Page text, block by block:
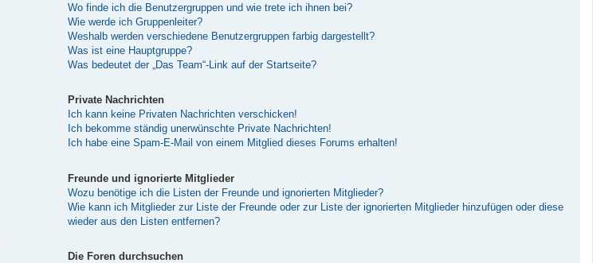
Wo finde ich die Benutzergruppen und wie trete ich ihnen bei?
Wie werde ich Gruppenleiter?
Weshalb werden verschiedene Benutzergruppen farbig dargestellt?
Was ist eine Hauptgruppe?
Was bedeutet der „Das Team“-Link auf der Startseite?
Private Nachrichten
Ich kann keine Privaten Nachrichten verschicken!
Ich bekomme ständig unerwünschte Private Nachrichten!
Ich habe eine Spam-E-Mail von einem Mitglied dieses Forums erhalten!
Freunde und ignorierte Mitglieder
Wozu benötige ich die Listen der Freunde und ignorierten Mitglieder?
Wie kann ich Mitglieder zur Liste der Freunde oder zur Liste der ignorierten Mitglieder hinzufügen oder diese
wieder aus den Listen entfernen?
Die Foren durchsuchen